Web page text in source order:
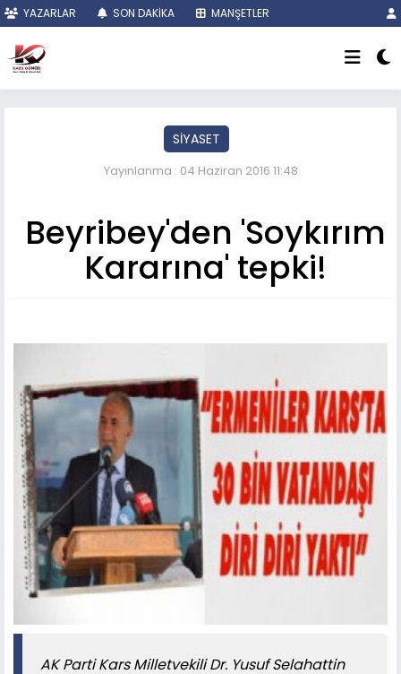
YAZARLAR SON DAKİKA MANŞETLER
SİYASET
Yayınlanma : 04 Haziran 2016 11:48
Beyribey'den 'Soykırım
Kararına' tepki!
AK Parti Kars Milletvekili Dr. Yusuf Selahattin